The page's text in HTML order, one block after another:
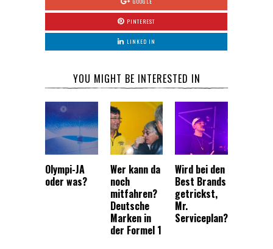
PINTEREST
LINKED IN
YOU MIGHT BE INTERESTED IN
Olympi-JA
oder was?
Wer kann da
noch
mitfahren?
Deutsche
Marken in
der Formel 1
Wird bei den
Best Brands
getrickst,
Mr.
Serviceplan?